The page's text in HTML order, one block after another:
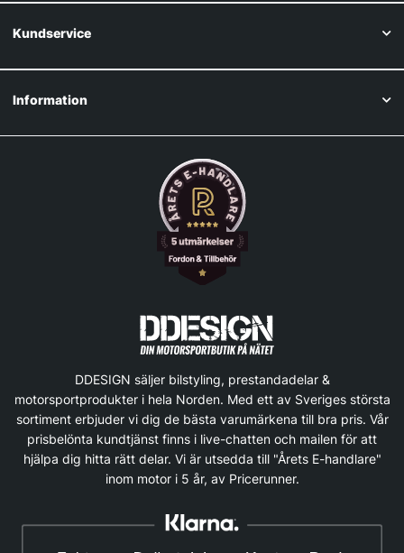
Kundservice
Information
DDESIGN säljer bilstyling, prestandadelar &
motorsportprodukter i hela Norden. Med ett av Sveriges största
sortiment erbjuder vi dig de bästa varumärkena till bra pris. Vår
prisbelönta kundtjänst finns i live-chatten och mailen för att
hjälpa dig hitta rätt delar. Vi är utsedda till "Årets E-handlare"
inom motor i 5 år, av Pricerunner.